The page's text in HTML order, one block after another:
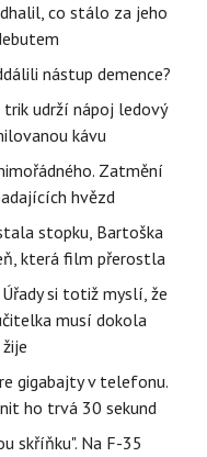
co stálo za jeho
nástup demence?
trik udrží nápoj ledový
kávu
Zatmění
hvězd
stopku, Bartoška
která film přerostla
si totiž myslí, že
musí dokola
gigabajty v telefonu.
ho trvá 30 sekund
skříňku". Na F-35